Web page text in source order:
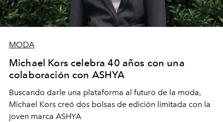
MODA
Michael Kors celebra 40 años con una
colaboración con ASHYA
Buscando darle una plataforma al futuro de la moda,
Michael Kors creó dos bolsas de edición limitada con la
joven marca ASHYA